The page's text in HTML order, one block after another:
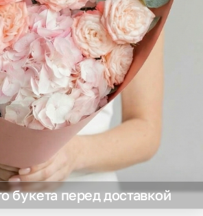
букета перед доставкой